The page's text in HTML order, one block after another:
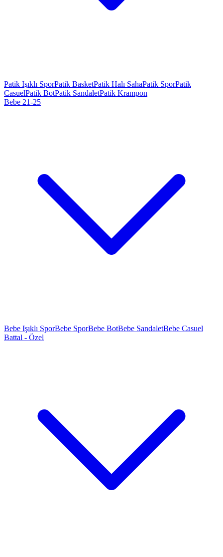
Patik Işıklı SporPatik BasketPatik Halı SahaPatik SporPatik
CasuelPatik BotPatik SandaletPatik Krampon
Bebe 21-25
Bebe Işıklı SporBebe SporBebe BotBebe SandaletBebe Casuel
Battal - Özel